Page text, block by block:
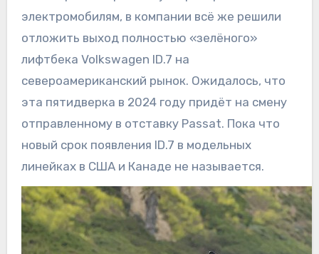
электромобилям, в компании всё же решили
отложить выход полностью «зелёного»
лифтбека Volkswagen ID.7 на
североамериканский рынок. Ожидалось, что
эта пятидверка в 2024 году придёт на смену
отправленному в отставку Passat. Пока что
новый срок появления ID.7 в модельных
линейках в США и Канаде не называется.